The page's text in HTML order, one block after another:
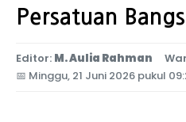
Persatuan
Editor: M. Aulia Rahman
📅 Minggu, 21 Juni 2026 pukul